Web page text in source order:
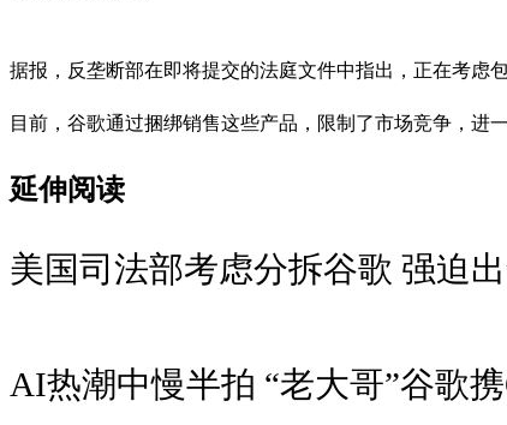
据报，反垄断部在即将提交的法庭文件中指出，正在考虑
目前，谷歌通过捆绑销售这些产品，限制了市场竞争，进
延伸阅读
美国司法部考虑分拆谷歌 强迫
AI热潮中慢半拍 “老大哥”谷歌